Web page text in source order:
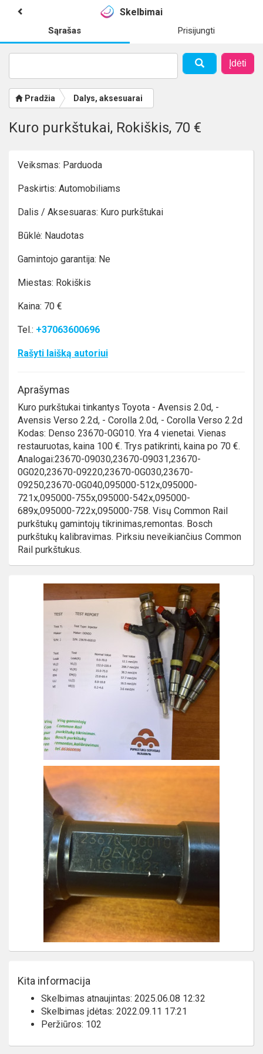
Skelbimai
Sąrašas Prisijungti
Įdėti
Pradžia Dalys, aksesuarai
Kuro purkštukai, Rokiškis, 70 €
Veiksmas: Parduoda
Paskirtis: Automobiliams
Dalis / Aksesuaras: Kuro purkštukai
Būklė: Naudotas
Gamintojo garantija: Ne
Miestas: Rokiškis
Kaina: 70 €
Tel.: +37063600696
Rašyti laišką autoriui
Aprašymas
Kuro purkštukai tinkantys Toyota - Avensis 2.0d, -
Avensis Verso 2.2d, - Corolla 2.0d, - Corolla Verso 2.2d
Kodas: Denso 23670-0G010. Yra 4 vienetai. Vienas
restauruotas, kaina 100 €. Trys patikrinti, kaina po 70 €.
Analogai:23670-09030,23670-09031,23670-
0G020,23670-09220,23670-0G030,23670-
09250,23670-0G040,095000-512x,095000-
721x,095000-755x,095000-542x,095000-
689x,095000-722x,095000-758. Visų Common Rail
purkštukų gamintojų tikrinimas,remontas. Bosch
purkštukų kalibravimas. Pirksiu neveikiančius Common
Rail purkštukus.
Kita informacija
Skelbimas atnaujintas: 2025.06.08 12:32
Skelbimas įdėtas: 2022.09.11 17:21
Peržiūros: 102